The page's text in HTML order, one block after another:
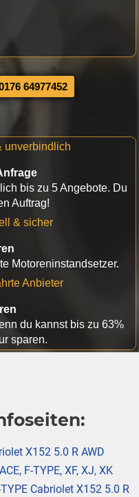
64977452
unverbindlich
bis zu 5 Angebote. Du
Auftrag!
& sicher
Motoreninstandsetzer.
Anbieter
du kannst bis zu 63%
sparen.
X152 5.0 R AWD
F-TYPE, XF, XJ, XK
Cabriolet X152 5.0 R